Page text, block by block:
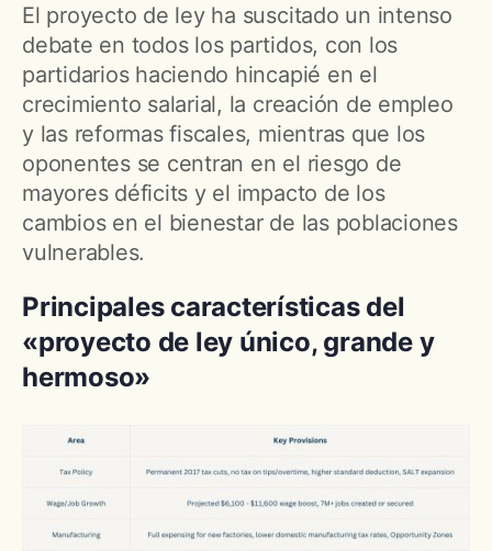
El proyecto de ley ha suscitado un intenso
debate en todos los partidos, con los
partidarios haciendo hincapié en el
crecimiento salarial, la creación de empleo
y las reformas fiscales, mientras que los
oponentes se centran en el riesgo de
mayores déficits y el impacto de los
cambios en el bienestar de las poblaciones
vulnerables.
Principales características del
«proyecto de ley único, grande y
hermoso»